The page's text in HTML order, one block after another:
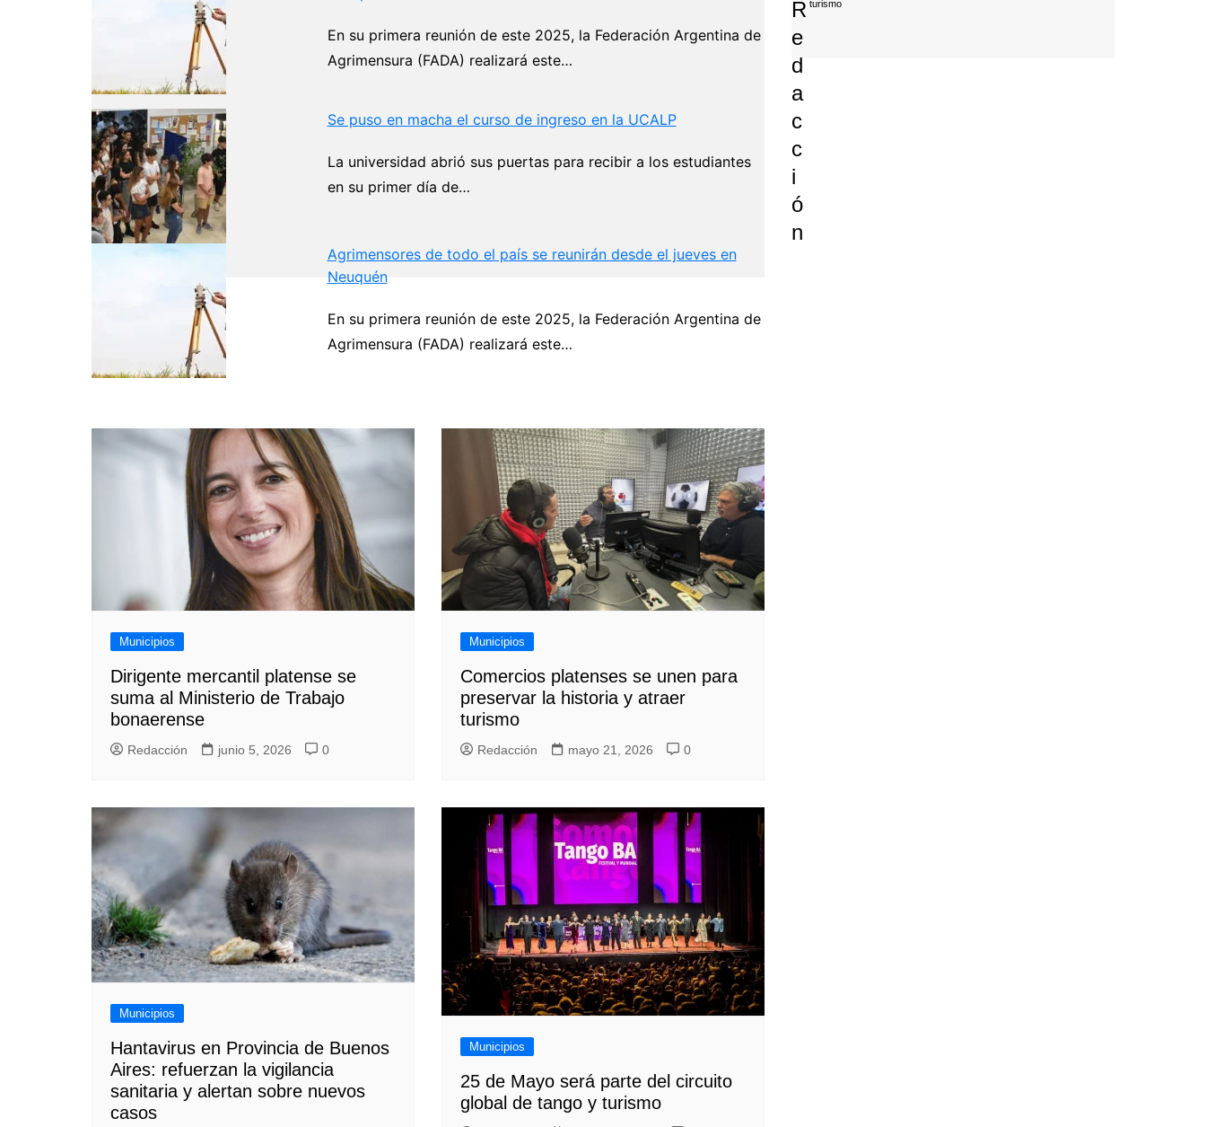
En su primera reunión de este 2025, la Federación Argentina de
Agrimensura (FADA) realizará este…
Se puso en macha el curso de ingreso en la UCALP
La universidad abrió sus puertas para recibir a los estudiantes
en su primer día de…
Agrimensores de todo el país se reunirán desde el jueves en
Neuquén
En su primera reunión de este 2025, la Federación Argentina de
Agrimensura (FADA) realizará este…
R
E
D
A
C
C
I
Ó
N
Navegación
de
Municipios
Dirigente mercantil platense se
suma al Ministerio de Trabajo
bonaerense
Redacción junio 5, 2026 0
Municipios
Comercios platenses se unen para
preservar la historia y atraer
turismo
Redacción mayo 21, 2026 0
Municipios
Hantavirus en Provincia de Buenos
Aires: refuerzan la vigilancia
sanitaria y alertan sobre nuevos
casos
Municipios
25 de Mayo será parte del circuito
global de tango y turismo
turismo